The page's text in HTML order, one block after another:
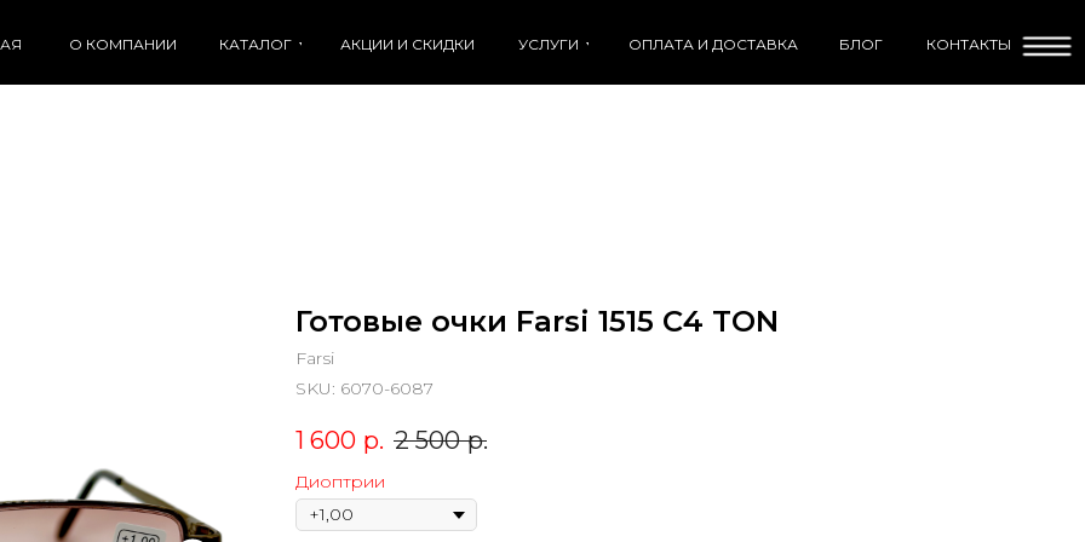
О КОМПАНИИ КАТАЛОГ АКЦИИ И СКИДКИ УСЛУГИ ОПЛАТА И ДОСТАВКА БЛОГ КОНТАКТЫ
Готовые очки Farsi 1515 C4 TON
Farsi
SKU: 6070-6087
1 600 р. 2 500 р.
Диоптрии